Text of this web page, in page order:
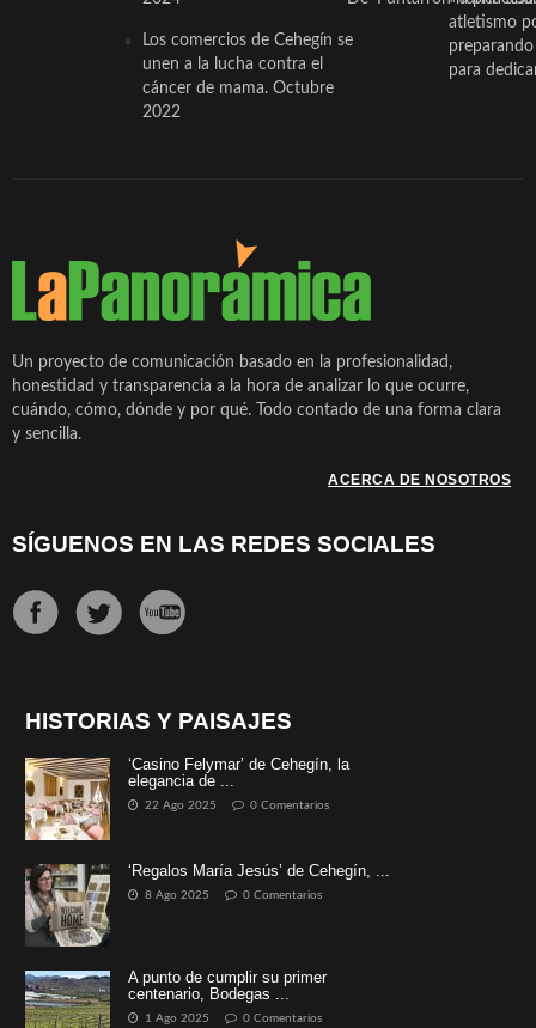
Los comercios de Cehegín se
unen a la lucha contra el
cáncer de mama. Octubre
2022
atletismo
para
Un proyecto de comunicación basado en la profesionalidad,
honestidad y transparencia a la hora de analizar lo que ocurre,
cuándo, cómo, dónde y por qué. Todo contado de una forma clara
y sencilla.
ACERCA DE NOSOTROS
SÍGUENOS EN LAS REDES SOCIALES
HISTORIAS Y PAISAJES
‘Casino Felymar’ de Cehegín, la
elegancia de ...
22 Ago 2025 0 Comentarios
‘Regalos María Jesús’ de Cehegín, ...
8 Ago 2025 0 Comentarios
A punto de cumplir su primer
centenario, Bodegas ...
1 Ago 2025 0 Comentarios